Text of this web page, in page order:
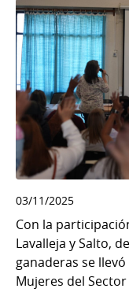
03/11/2025
Con la
Lavalleja y Salto,
ganaderas se
Mujeres del